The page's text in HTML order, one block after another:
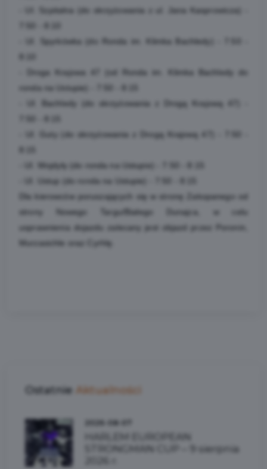
- Ul. Szpitalna (do skrzyżowania z ul. Jana Kasprowicza) -
- Ul. Spyrkówka (do Ronda im. Klimka Bachledy) - 7:50 -
- Droga Krajowa 47 (od Ronda im. Klimka Bachledy do
ronda na Ustupie) - 7:50 - 8:15
- Ul. Bachledy (do skrzyżowania z Drogą Krajową 47) -
- Ul. Guty (do skrzyżowania z Drogą Krajową 47) - 7:50 -
- Ul. Wojdyły (do ronda na Ustupie) - 7:50 - 8:15
- Ul. Ustup (do ronda na Ustupie) - 7:50 - 8:15
Dla kierowców poruszających się w stronę Zakopanego od
strony Nowego Targu/Białego Dunajca, w celu
usprawnienia dojazdu zalecany jest objazd przez Poronin,
Murzasichle oraz Cyrhlę.
Ostatnie Aktualności
STRONGMAN CUP – 9 sierpnia